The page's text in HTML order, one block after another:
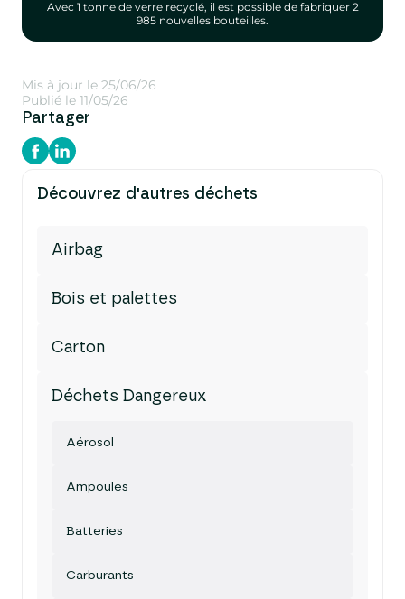
Avec 1 tonne de verre recyclé, il est possible de fabriquer 2
985 nouvelles bouteilles.
Mis à jour le 25/06/26
Publié le 11/05/26
Partager
Découvrez d'autres déchets
Airbag
Bois et palettes
Carton
Déchets Dangereux
Aérosol
Ampoules
Batteries
Carburants